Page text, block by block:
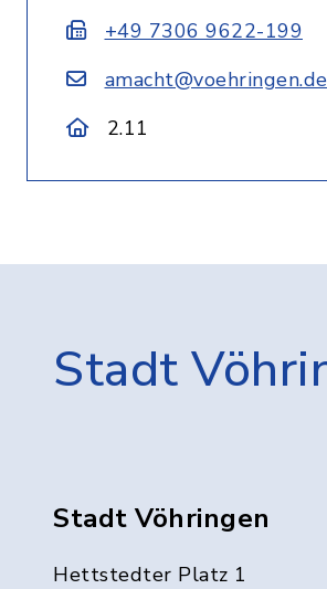
+49 7306 9622-199
amacht@voehringen.de
2.11
Stadt
Stadt Vöhringen
Hettstedter Platz 1